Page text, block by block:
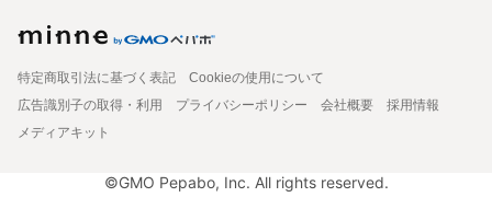
特定商取引法に基づく表記
Cookieの使用について
広告識別子の取得・利用
プライバシーポリシー 会社概要
採用情報
メディアキット
©GMO Pepabo, Inc. All rights reserved.